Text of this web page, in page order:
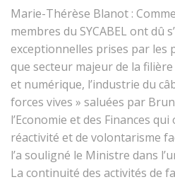
Marie-Thérèse Blanot :
membres du SYCABEL ont dû
exceptionnelles prises par les
que secteur majeur de la
et numérique, l’industrie du
forces vives » saluées par
l’Economie et des Finances
réactivité et de volontarisme
l’a souligné le Ministre dans
La continuité des activités de